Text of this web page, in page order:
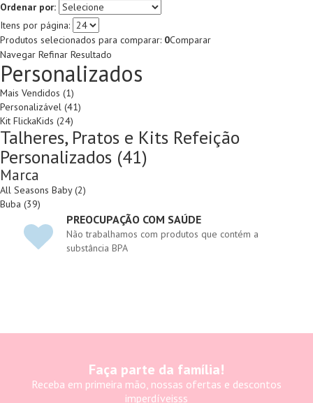
Ordenar por:
Itens por página:
Produtos selecionados para comparar: 0Comparar
Navegar Refinar Resultado
Personalizados
Mais Vendidos (1)
Personalizável (41)
Kit FlickaKids (24)
Talheres, Pratos e Kits Refeição
Personalizados (41)
Marca
All Seasons Baby (2)
Buba (39)
PREOCUPAÇÃO COM SAÚDE
Não trabalhamos com produtos que contém a
substância BPA
Faça parte da família!
Receba em primeira mão, nossas ofertas e descontos
imperdíveisss